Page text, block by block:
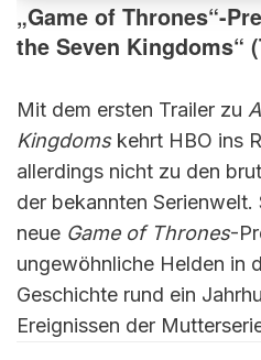
„Game of Thrones“-
the Seven Kingdoms“
Mit dem ersten Trailer zu
Kingdomskehrt HBO ins
allerdings nicht zu den
der bekannten
neue Game of Thrones-
ungewöhnliche Helden in
Geschichte rund ein
Ereignissen der